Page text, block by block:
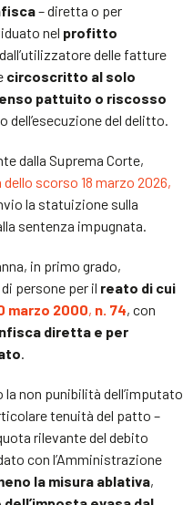
– diretta o per
nel profitto
delle fatture
circoscritto al solo
pattuito o riscosso
dell’esecuzione del delitto.
dalla Suprema Corte,
scorso 18 marzo 2026,
la statuizione sulla
sentenza impugnata.
in primo grado,
persone per il reato di cui
marzo 2000, n. 74, con
diretta e per
.
la non punibilità dell’imputato
tenuità del patto –
rilevante del debito
con l’Amministrazione
la misura ablativa,